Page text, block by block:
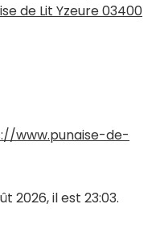
de Lit Yzeure 03400
www.punaise-de-
2026, il est 23:03.